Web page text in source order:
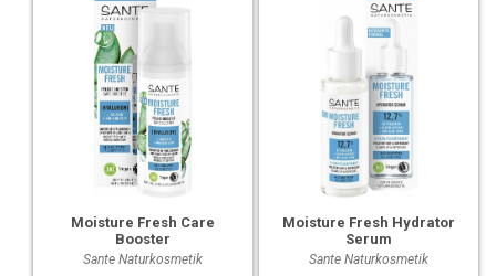
Moisture Fresh Care
Booster
Sante Naturkosmetik
Moisture Fresh Hydrator
Serum
Sante Naturkosmetik